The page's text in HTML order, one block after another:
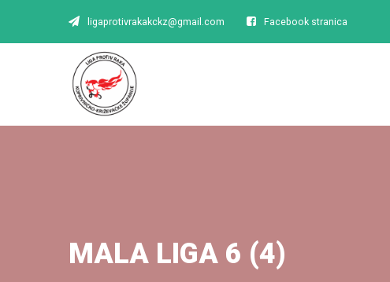
ligaprotivrakakckz@gmail.com Facebook stranica
MALA LIGA 6 (4)